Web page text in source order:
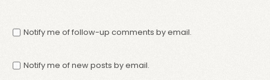
Notify me of follow-up comments by email.
Notify me of new posts by email.